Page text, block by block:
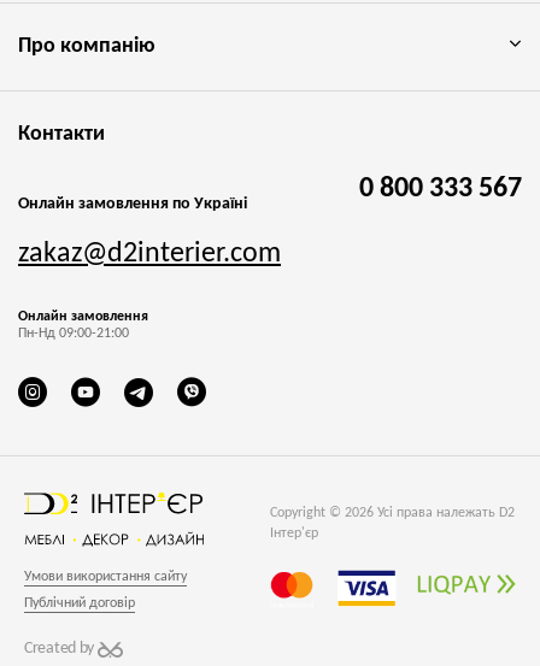
Copyright © 2026 Усі права належать D2
Інтер'єр
Умови використання сайту
Публічний договір
Created by
Про компанію
Контакти
Онлайн замовлення по Україні
0 800 333 567
zakaz@d2interier.com
Онлайн замовлення
Пн-Нд 09:00-21:00